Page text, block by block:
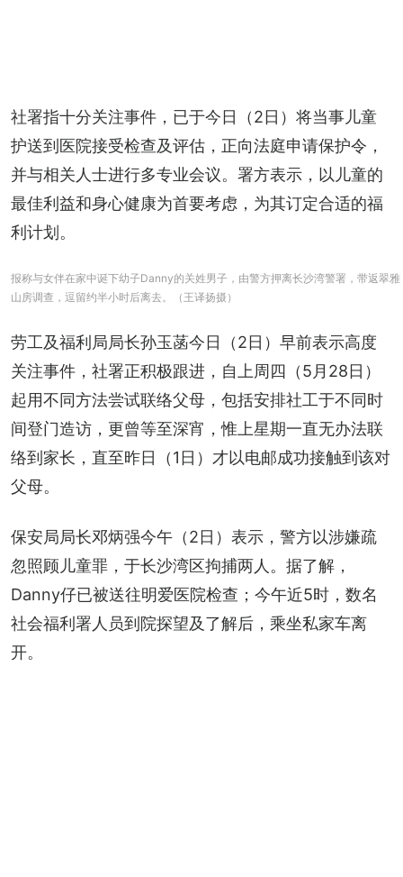
社署指十分关注事件，已于今日（2日）将当事儿童
护送到医院接受检查及评估，正向法庭申请保护令，
并与相关人士进行多专业会议。署方表示，以儿童的
最佳利益和身心健康为首要考虑，为其订定合适的福
利计划。
报称与女伴在家中诞下幼子Danny的关姓男子，由警方押离长沙湾警署，带返翠雅
山房调查，逗留约半小时后离去。（王译扬摄）
劳工及福利局局长孙玉菡今日（2日）早前表示高度
关注事件，社署正积极跟进，自上周四（5月28日）
起用不同方法尝试联络父母，包括安排社工于不同时
间登门造访，更曾等至深宵，惟上星期一直无办法联
络到家长，直至昨日（1日）才以电邮成功接触到该对
父母。
保安局局长邓炳强今午（2日）表示，警方以涉嫌疏
忽照顾儿童罪，于长沙湾区拘捕两人。据了解，
Danny仔已被送往明爱医院检查；今午近5时，数名
社会福利署人员到院探望及了解后，乘坐私家车离
开。